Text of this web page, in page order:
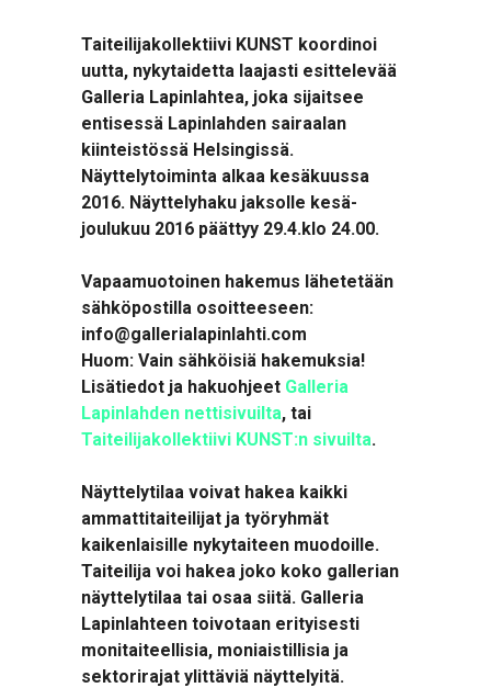
Taiteilijakollektiivi KUNST koordinoi
uutta, nykytaidetta laajasti esittelevää
Galleria Lapinlahtea, joka sijaitsee
entisessä Lapinlahden sairaalan
kiinteistössä Helsingissä.
Näyttelytoiminta alkaa kesäkuussa
2016. Näyttelyhaku jaksolle kesä-
joulukuu 2016 päättyy 29.4.klo 24.00.
Vapaamuotoinen hakemus lähetetään
sähköpostilla osoitteeseen:
info@gallerialapinlahti.com
Huom: Vain sähköisiä hakemuksia!
Lisätiedot ja hakuohjeet Galleria
Lapinlahden nettisivuilta, tai
Taiteilijakollektiivi KUNST:n sivuilta.
Näyttelytilaa voivat hakea kaikki
ammattitaiteilijat ja työryhmät
kaikenlaisille nykytaiteen muodoille.
Taiteilija voi hakea joko koko gallerian
näyttelytilaa tai osaa siitä. Galleria
Lapinlahteen toivotaan erityisesti
monitaiteellisia, moniaistillisia ja
sektorirajat ylittäviä näyttelyitä.